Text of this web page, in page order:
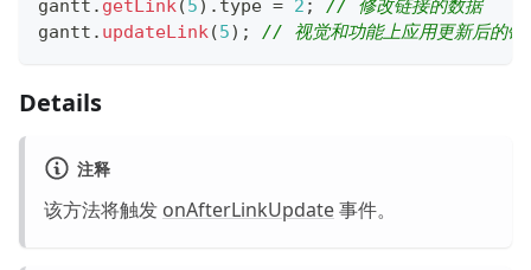
gantt . getLink(5) . type = 2 ;
// 修改链接的数据
gantt . updateLink(5) ; // 视觉和功能上应用更新后的链
Details
注释
该方法将触发 onAfterLinkUpdate事件。